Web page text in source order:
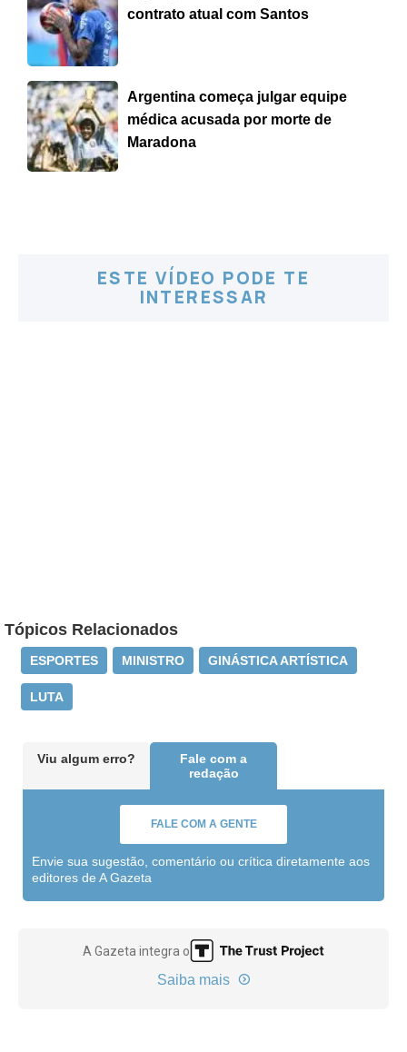
contrato atual com Santos
Argentina começa julgar equipe
médica acusada por morte de
Maradona
ESTE VÍDEO PODE TE
INTERESSAR
Tópicos Relacionados
ESPORTES MINISTRO GINÁSTICA ARTÍSTICA
LUTA
Viu algum erro?
Fale com a
redação
FALE COM A GENTE
Envie sua sugestão, comentário ou crítica diretamente aos
editores de A Gazeta
A Gazeta integra o
Saiba mais